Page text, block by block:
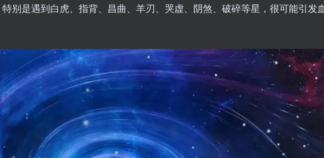
别是遇到白虎、指背、昌曲、羊刃、哭虚、阴煞、破碎等星，很可能引发